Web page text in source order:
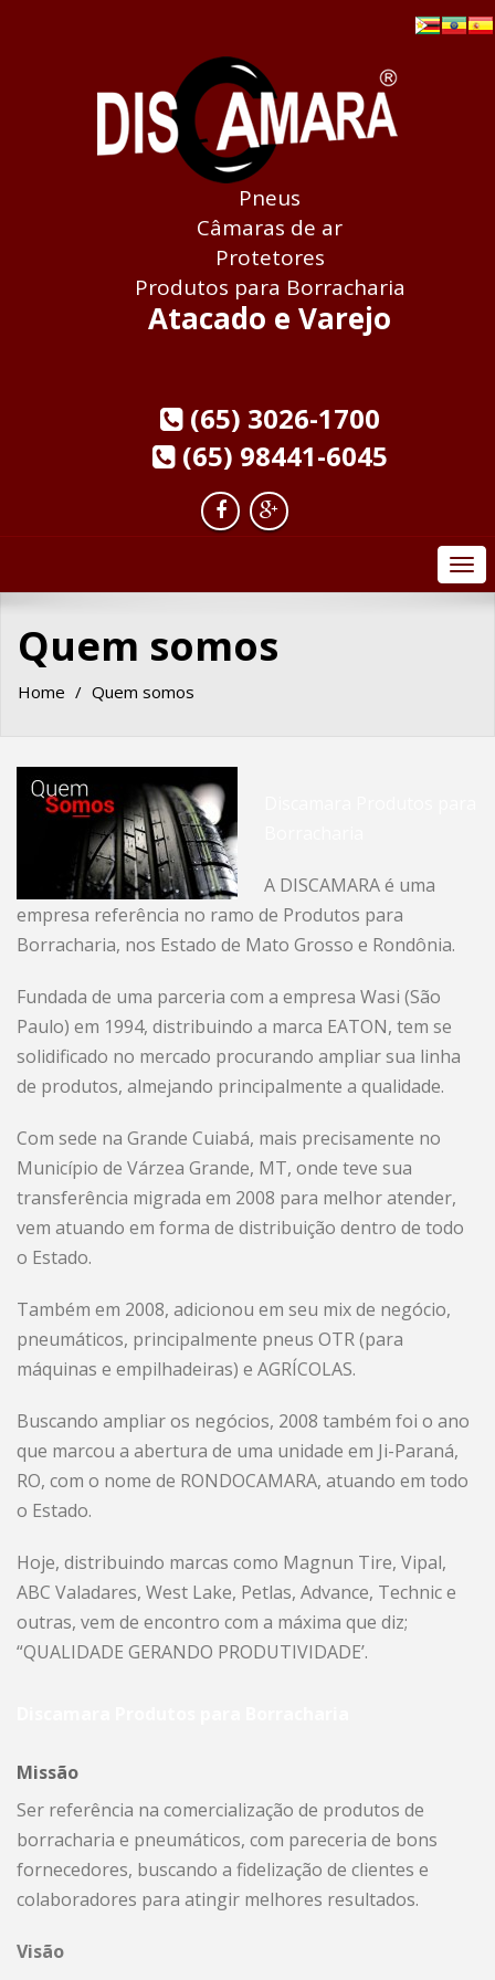
Pneus
Câmaras de ar
Protetores
Produtos para Borracharia
Atacado e Varejo
(65) 3026-1700
(65) 98441-6045
Quem somos
Home Quem somos
A DISCAMARA é uma
empresa referência no ramo de Produtos para
Borracharia, nos Estado de Mato Grosso e Rondônia.
Fundada de uma parceria com a empresa Wasi (São
Paulo) em 1994, distribuindo a marca EATON, tem se
solidificado no mercado procurando ampliar sua linha
de produtos, almejando principalmente a qualidade.
Com sede na Grande Cuiabá, mais precisamente no
Município de Várzea Grande, MT, onde teve sua
transferência migrada em 2008 para melhor atender,
vem atuando em forma de distribuição dentro de todo
o Estado.
Também em 2008, adicionou em seu mix de negócio,
pneumáticos, principalmente pneus OTR (para
máquinas e empilhadeiras) e AGRÍCOLAS.
Buscando ampliar os negócios, 2008 também foi o ano
que marcou a abertura de uma unidade em Ji-Paraná,
RO, com o nome de RONDOCAMARA, atuando em todo
o Estado.
Hoje, distribuindo marcas como Magnun Tire, Vipal,
ABC Valadares, West Lake, Petlas, Advance, Technic e
outras, vem de encontro com a máxima que diz;
“QUALIDADE GERANDO PRODUTIVIDADE’.
Missão
Ser referência na comercialização de produtos de
borracharia e pneumáticos, com pareceria de bons
fornecedores, buscando a fidelização de clientes e
colaboradores para atingir melhores resultados.
Visão